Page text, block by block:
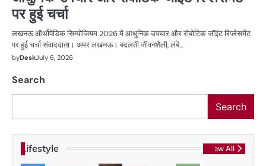
पर हुई चर्चा
लखनऊ ऑर्थोपेडिक सिम्पोजियम 2026 में आधुनिक उपचार और रोबोटिक जॉइंट रिप्लेसमेंट
पर हुई चर्चा संवाददाता। अमर लखनऊ। बदलती जीवनशैली, लंबे…
byDeskJuly 6, 2026
Search
Search
Lifestyle View All